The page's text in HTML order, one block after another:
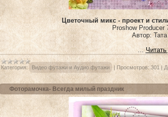
Цветочный микс - проект и
Proshow Producer
Автор:
...
Категория: Видео футажи и Аудио футажи | Просмотров: 301 |
Фоторамочка- Всегда милый праздник